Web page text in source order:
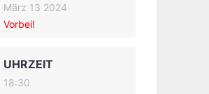
März 13 2024
Vorbei!
UHRZEIT
18:30